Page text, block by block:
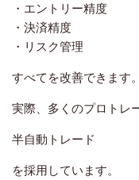
・エントリー精度
・決済精度
・リスク管理
すべてを改善できます。
実際、多くのプロトレ
半自動トレード
を採用しています。